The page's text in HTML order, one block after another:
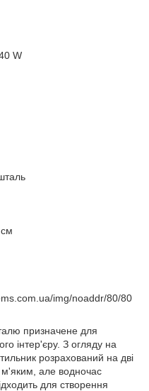
W
img/noaddr/80/80
призначене для
інтер'єру. З огляду на
розрахований на дві
м'яким, але водночас
для створення